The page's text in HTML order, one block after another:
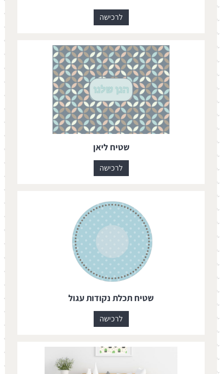
לרכישה
שטיח ליאן
לרכישה
שטיח תכלת נקודות עגול
לרכישה